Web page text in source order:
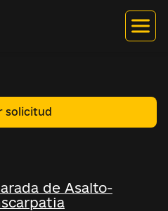
solicitud
de Asalto-